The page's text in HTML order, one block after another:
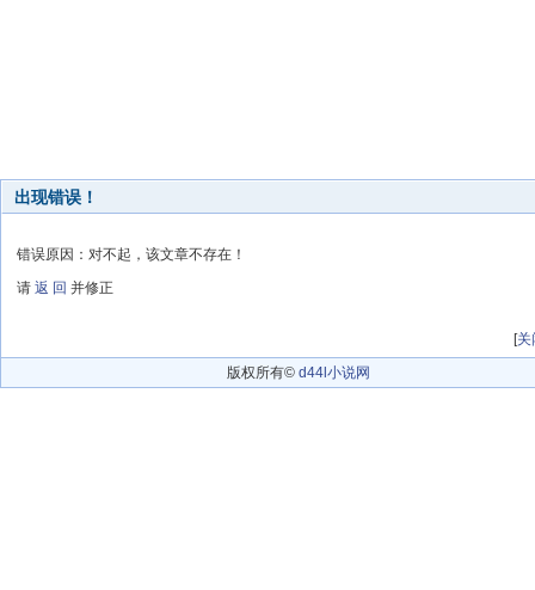
出现错误！
错误原因：对不起，该文章不存在！
请 返 回 并修正
[关
版权所有© d44l小说网